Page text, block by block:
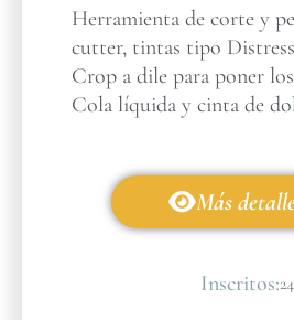
Herramienta de corte y
cutter, tintas tipo
Crop a dile para poner
Cola líquida y cinta de
Más
Inscritos:24